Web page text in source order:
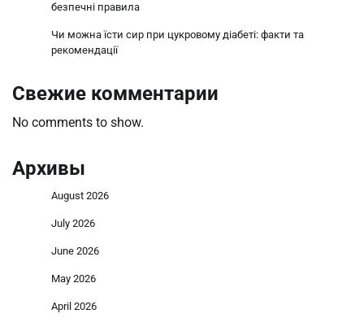
безпечні правила
Чи можна їсти сир при цукровому діабеті: факти та
рекомендації
Свежие комментарии
No comments to show.
Архивы
August 2026
July 2026
June 2026
May 2026
April 2026